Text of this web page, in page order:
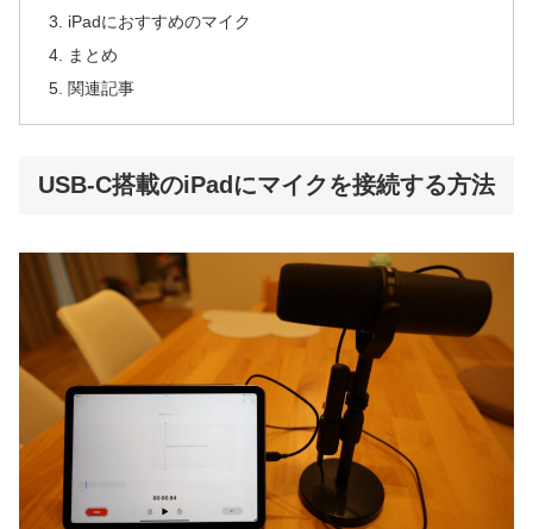
iPadにおすすめのマイク
まとめ
関連記事
USB-C搭載のiPadにマイクを接続する方法